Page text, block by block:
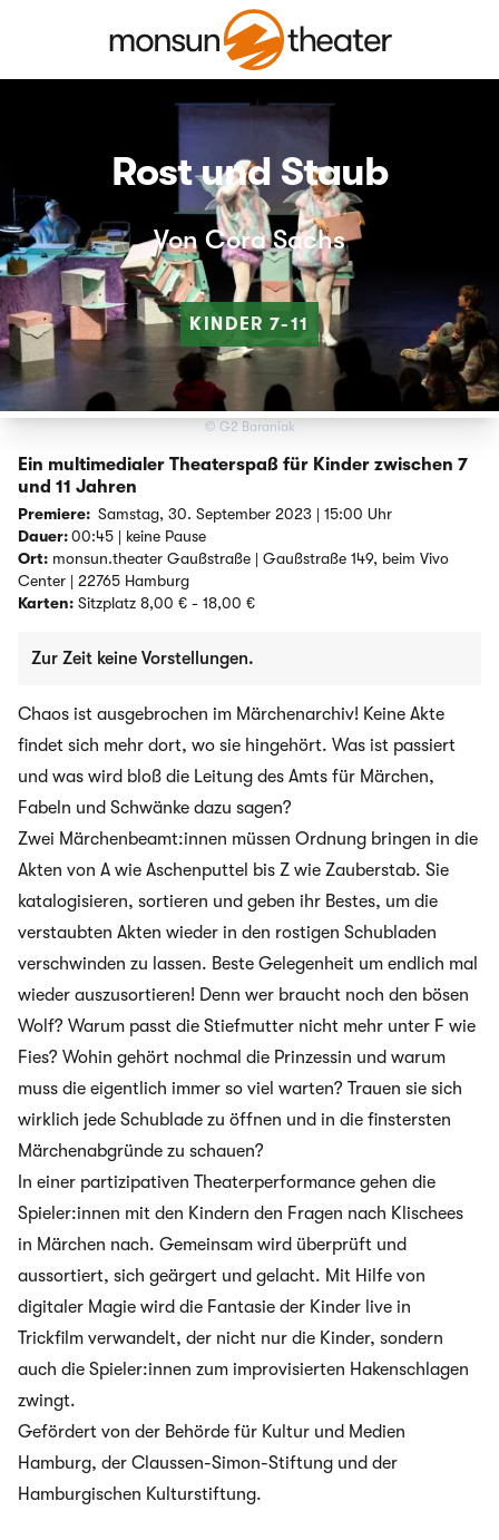
Rost und Staub
Von Cora Sachs
KINDER7-11
© G2 Baraniak
Ein multimedialer Theaterspaß für Kinder zwischen 7
und 11 Jahren
Premiere: Samstag, 30. September 2023 | 15:00 Uhr
Dauer:00:45 | keine Pause
Ort: monsun.theater Gaußstraße | Gaußstraße 149, beim Vivo
Center | 22765 Hamburg
Karten: Sitzplatz 8,00 € - 18,00 €
Zur Zeit keine Vorstellungen.
Chaos ist ausgebrochen im Märchenarchiv! Keine Akte
findet sich mehr dort, wo sie hingehört. Was ist passiert
und was wird bloß die Leitung des Amts für Märchen,
Fabeln und Schwänke dazu sagen?
Zwei Märchenbeamt:innen müssen Ordnung bringen in die
Akten von A wie Aschenputtel bis Z wie Zauberstab. Sie
katalogisieren, sortieren und geben ihr Bestes, um die
verstaubten Akten wieder in den rostigen Schubladen
verschwinden zu lassen. Beste Gelegenheit um endlich mal
wieder auszusortieren! Denn wer braucht noch den bösen
Wolf? Warum passt die Stiefmutter nicht mehr unter F wie
Fies? Wohin gehört nochmal die Prinzessin und warum
muss die eigentlich immer so viel warten? Trauen sie sich
wirklich jede Schublade zu öffnen und in die finstersten
Märchenabgründe zu schauen?
In einer partizipativen Theaterperformance gehen die
Spieler:innen mit den Kindern den Fragen nach Klischees
in Märchen nach. Gemeinsam wird überprüft und
aussortiert, sich geärgert und gelacht. Mit Hilfe von
digitaler Magie wird die Fantasie der Kinder live in
Trickfilm verwandelt, der nicht nur die Kinder, sondern
auch die Spieler:innen zum improvisierten Hakenschlagen
zwingt.
Gefördert von der Behörde für Kultur und Medien
Hamburg, der Claussen-Simon-Stiftung und der
Hamburgischen Kulturstiftung.